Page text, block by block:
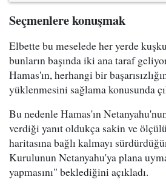
Seçmenlere konuşmak
Elbette bu meselede her yerde
bunların başında iki ana taraf
Hamas'ın, herhangi bir
yüklenmesini sağlama konusunda
Bu nedenle Hamas'ın
verdiği yanıt oldukça sakin ve
haritasına bağlı kalmayı
Kurulunun Netanyahu'ya plana
yapmasını" beklediğini açıkladı.